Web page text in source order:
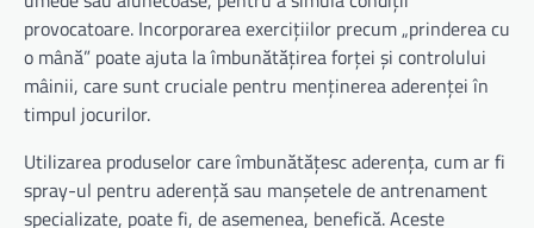
provocatoare. Incorporarea exercițiilor precum „prinderea cu
o mână” poate ajuta la îmbunătățirea forței și controlului
mâinii, care sunt cruciale pentru menținerea aderenței în
timpul jocurilor.
Utilizarea produselor care îmbunătățesc aderența, cum ar fi
spray-ul pentru aderență sau manșetele de antrenament
specializate, poate fi, de asemenea, benefică. Aceste